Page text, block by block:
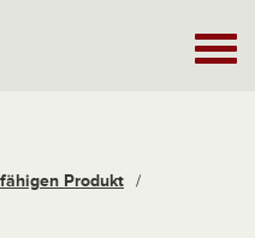
Produkt /